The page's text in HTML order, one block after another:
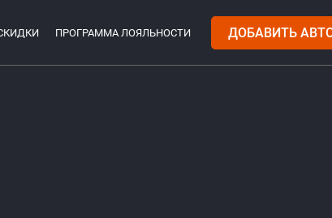
ПРОГРАММА ЛОЯЛЬНОСТИ ДОБАВИТЬ